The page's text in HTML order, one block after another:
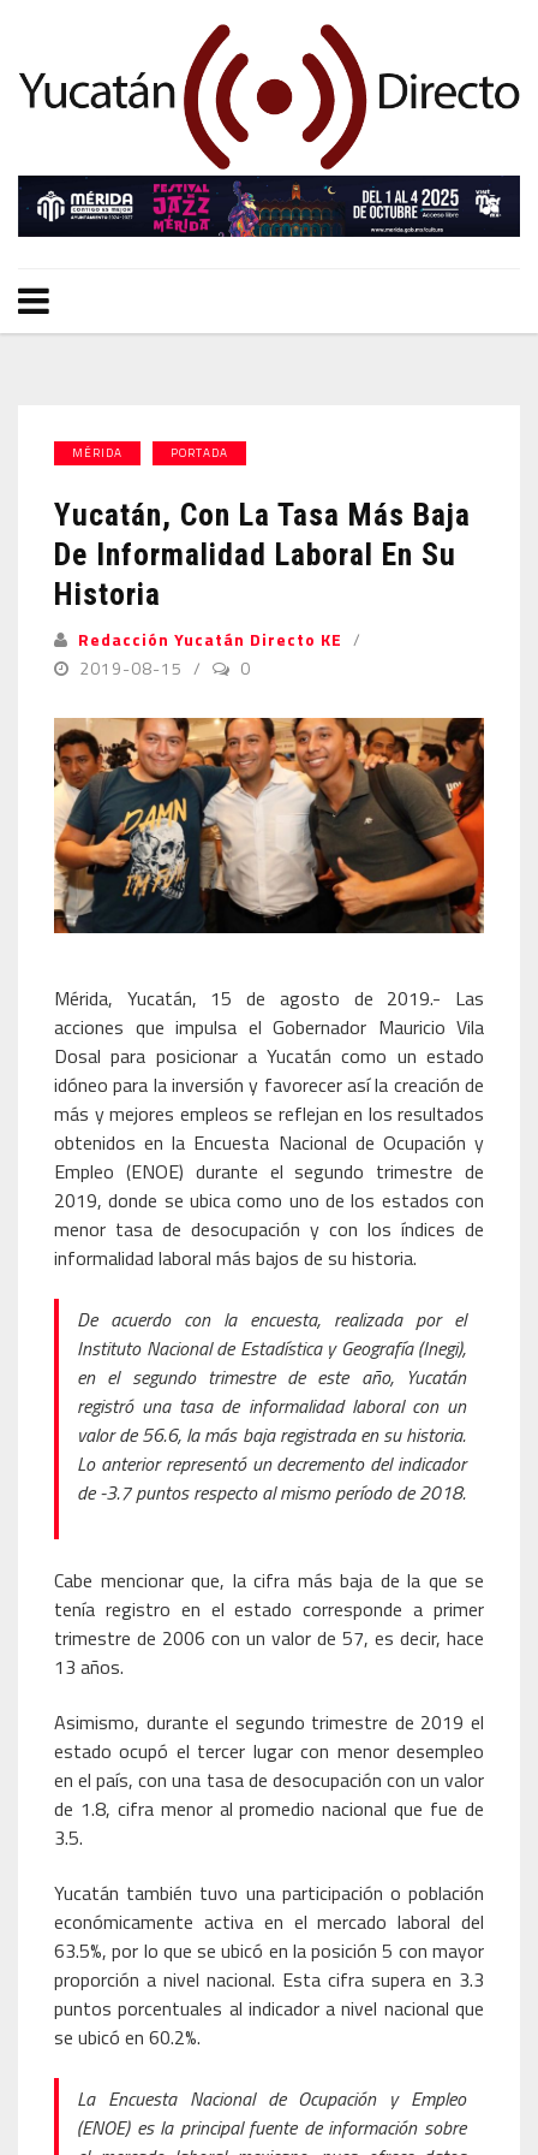
MÉRIDA PORTADA
Yucatán, Con La Tasa Más Baja
De Informalidad Laboral En Su
Historia
Redacción Yucatán Directo KE
2019-08-15
0
Mérida, Yucatán, 15 de agosto de 2019.- Las
acciones que impulsa el Gobernador Mauricio Vila
Dosal para posicionar a Yucatán como un estado
idóneo para la inversión y favorecer así la creación de
más y mejores empleos se reflejan en los resultados
obtenidos en la Encuesta Nacional de Ocupación y
Empleo (ENOE) durante el segundo trimestre de
2019, donde se ubica como uno de los estados con
menor tasa de desocupación y con los índices de
informalidad laboral más bajos de su historia.
De acuerdo con la encuesta, realizada por el
Instituto Nacional de Estadística y Geografía (Inegi),
en el segundo trimestre de este año, Yucatán
registró una tasa de informalidad laboral con un
valor de 56.6, la más baja registrada en su historia.
Lo anterior representó un decremento del indicador
de -3.7 puntos respecto al mismo período de 2018.
Cabe mencionar que, la cifra más baja de la que se
tenía registro en el estado corresponde a primer
trimestre de 2006 con un valor de 57, es decir, hace
13 años.
Asimismo, durante el segundo trimestre de 2019 el
estado ocupó el tercer lugar con menor desempleo
en el país, con una tasa de desocupación con un valor
de 1.8, cifra menor al promedio nacional que fue de
3.5.
Yucatán también tuvo una participación o población
económicamente activa en el mercado laboral del
63.5%, por lo que se ubicó en la posición 5 con mayor
proporción a nivel nacional. Esta cifra supera en 3.3
puntos porcentuales al indicador a nivel nacional que
se ubicó en 60.2%.
La Encuesta Nacional de Ocupación y Empleo
(ENOE) es la principal fuente de información sobre